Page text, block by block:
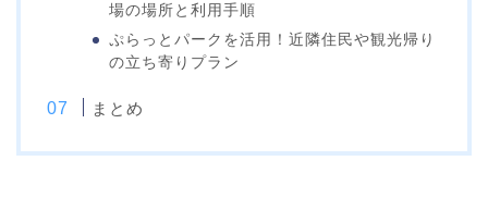
場の場所と利用手順
ぷらっとパークを活用！近隣住民や観光帰り
の立ち寄りプラン
まとめ